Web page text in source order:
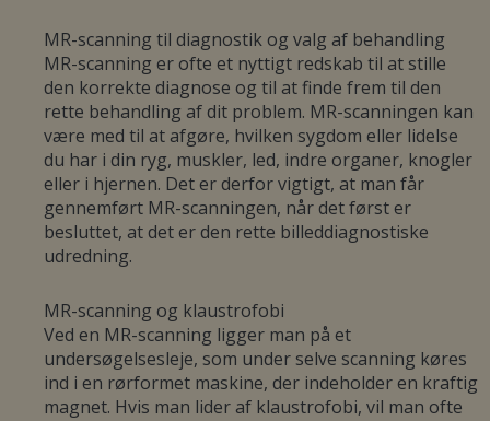
MR-scanning til diagnostik og valg af behandling
MR-scanning er ofte et nyttigt redskab til at stille
den korrekte diagnose og til at finde frem til den
rette behandling af dit problem. MR-scanningen kan
være med til at afgøre, hvilken sygdom eller lidelse
du har i din ryg, muskler, led, indre organer, knogler
eller i hjernen. Det er derfor vigtigt, at man får
gennemført MR-scanningen, når det først er
besluttet, at det er den rette billeddiagnostiske
udredning.
MR-scanning og klaustrofobi
Ved en MR-scanning ligger man på et
undersøgelsesleje, som under selve scanning køres
ind i en rørformet maskine, der indeholder en kraftig
magnet. Hvis man lider af klaustrofobi, vil man ofte